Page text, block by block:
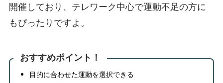
開催しており、テレワーク中心で運動不足の方に
もぴったりですよ。
おすすめポイント！
目的に合わせた運動を選択できる